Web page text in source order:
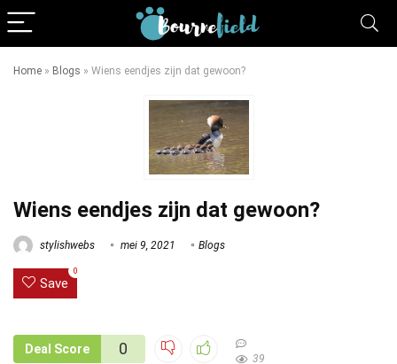
Home » Blogs » Wiens eendjes zijn dat gewoon?
Wiens eendjes zijn dat gewoon?
stylishwebs mei 9, 2021 Blogs
Save
0
Deal Score 0
39